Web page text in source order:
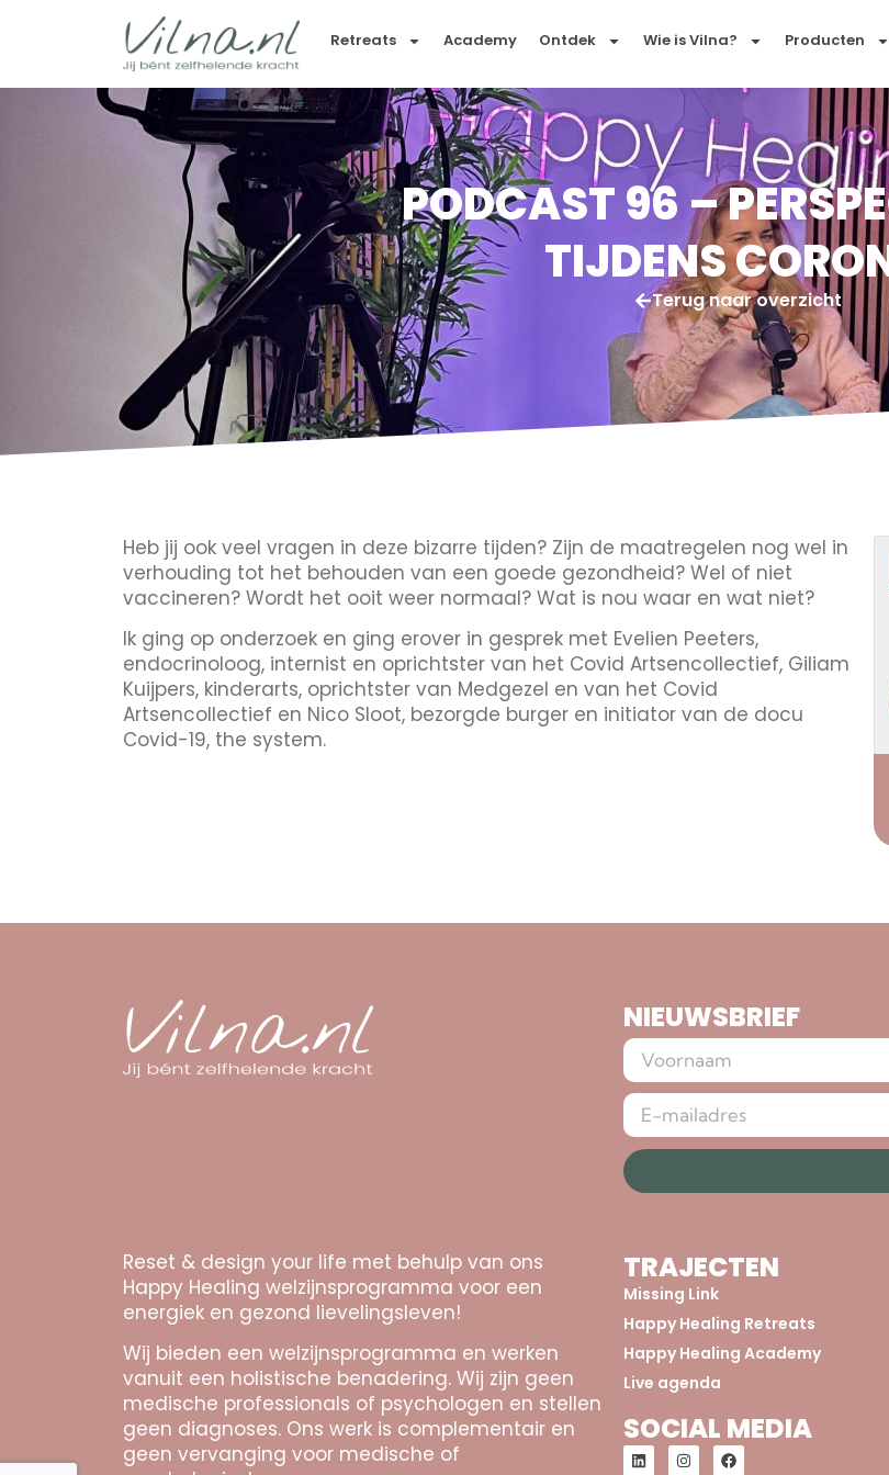
Retreats Academy Ontdek Wie is Vilna? Producten
PODCAST 96 –
TIJDENS
Terug naar overzicht
Heb jij ook veel vragen in deze bizarre tijden? Zijn de maatregelen nog wel in
verhouding tot het behouden van een goede gezondheid? Wel of niet
vaccineren? Wordt het ooit weer normaal? Wat is nou waar en wat niet?
Ik ging op onderzoek en ging erover in gesprek met Evelien Peeters,
endocrinoloog, internist en oprichtster van het Covid Artsencollectief, Giliam
Kuijpers, kinderarts, oprichtster van Medgezel en van het Covid
Artsencollectief en Nico Sloot, bezorgde burger en initiator van de docu
Covid-19, the system.
NIEUWSBRIEF
Reset & design your life met behulp van ons
Happy Healing welzijnsprogramma voor een
energiek en gezond lievelingsleven!
Wij bieden een welzijnsprogramma en werken
vanuit een holistische benadering. Wij zijn geen
medische professionals of psychologen en stellen
geen diagnoses. Ons werk is complementair en
geen vervanging voor medische of
TRAJECTEN
Missing Link
Happy Healing Retreats
Happy Healing Academy
Live agenda
SOCIAL MEDIA